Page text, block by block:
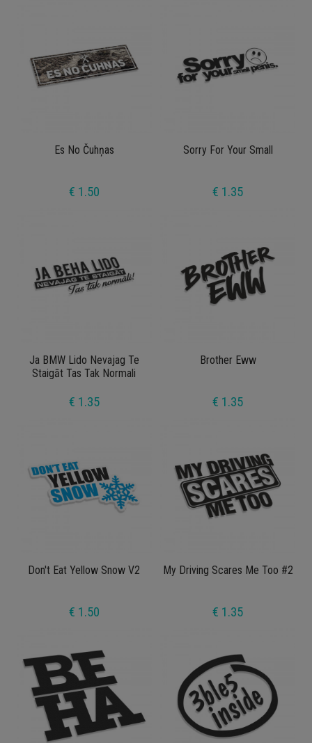
Es No Čuhņas
€ 1.50
Sorry For Your Small
€ 1.35
Ja BMW Lido Nevajag Te
Staigāt Tas Tak Normali
€ 1.35
Brother Eww
€ 1.35
Don't Eat Yellow Snow V2
€ 1.50
My Driving Scares Me Too #2
€ 1.35